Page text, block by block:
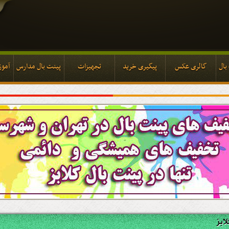
گالری عکس پیگیری خرید تجهیزات پینت بال مدارس